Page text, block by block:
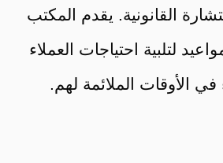
القانونية. يقدم المكتب
لتلبية احتياجات العملاء
الأوقات الملائمة لهم.